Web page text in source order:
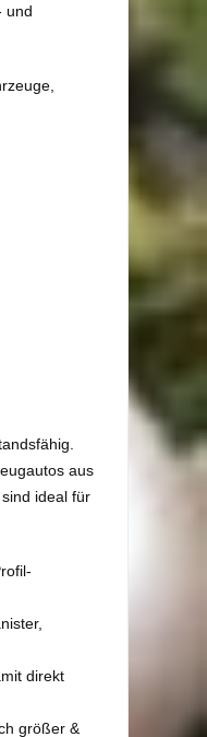
und
aus
ideal für
direkt
größer &